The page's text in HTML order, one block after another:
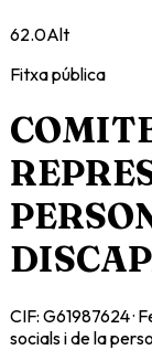
62.0Alt
Fitxa pública
CIF: G61987624·
socials i de la